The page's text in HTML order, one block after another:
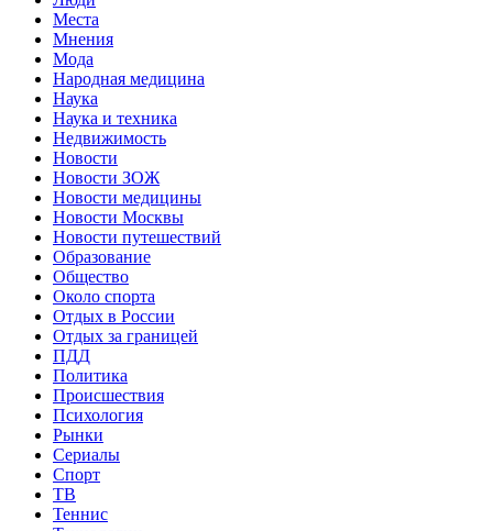
Места
Мнения
Мода
Народная медицина
Наука
Наука и техника
Недвижимость
Новости
Новости ЗОЖ
Новости медицины
Новости Москвы
Новости путешествий
Образование
Общество
Около спорта
Отдых в России
Отдых за границей
ПДД
Политика
Происшествия
Психология
Рынки
Сериалы
Спорт
ТВ
Теннис